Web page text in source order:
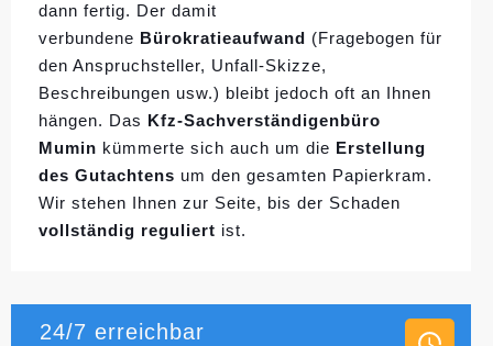
dann fertig. Der damit
verbundene Bürokratieaufwand (Fragebogen für
den Anspruchsteller, Unfall-Skizze,
Beschreibungen usw.) bleibt jedoch oft an Ihnen
hängen. Das Kfz-Sachverständigenbüro
Mumin kümmerte sich auch um die Erstellung
des Gutachtens um den gesamten Papierkram.
Wir stehen Ihnen zur Seite, bis der Schaden
vollständig reguliert ist.
24/7 erreichbar